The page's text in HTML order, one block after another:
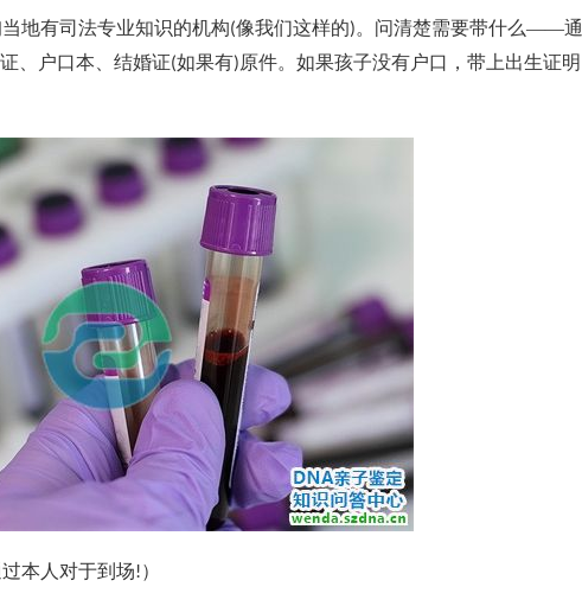
地有司法专业知识的机构(像我们这样的)。问清楚需要带什么——通
、户口本、结婚证(如果有)原件。如果孩子没有户口，带上出生证明
本人对于到场!）